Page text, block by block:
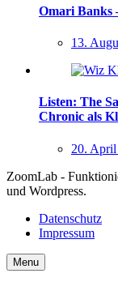
Omari Banks
13.
Listen: The
Chronic als
20.
ZoomLab -
und Wordpress.
Datenschutz
Impressum
Menu